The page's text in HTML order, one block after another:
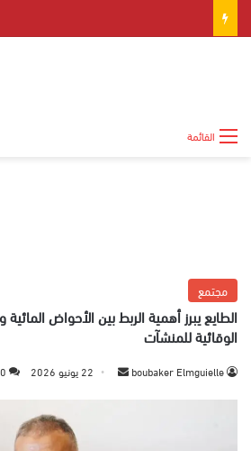
القائمة
مجتمع
الطايع يبرز أهمية الربط بين الأحواض
الوقائية للمنشآت
boubaker Elmguielle 22 يونيو 2026 0